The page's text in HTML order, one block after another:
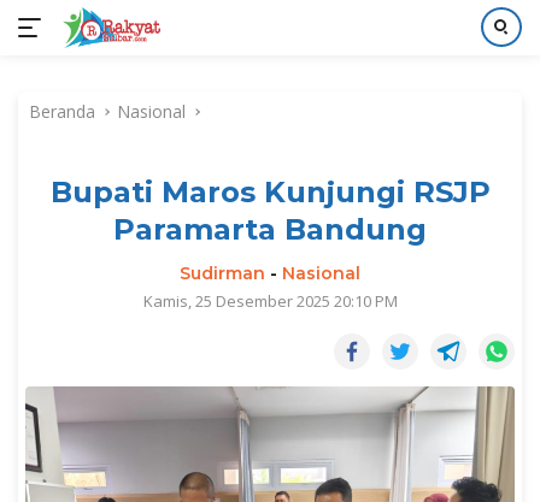
kontenBeranda Nasional
Bupati Maros Kunjungi RSJP
Paramarta Bandung
Sudirman - Nasional
Kamis, 25 Desember 2025 20:10 PM